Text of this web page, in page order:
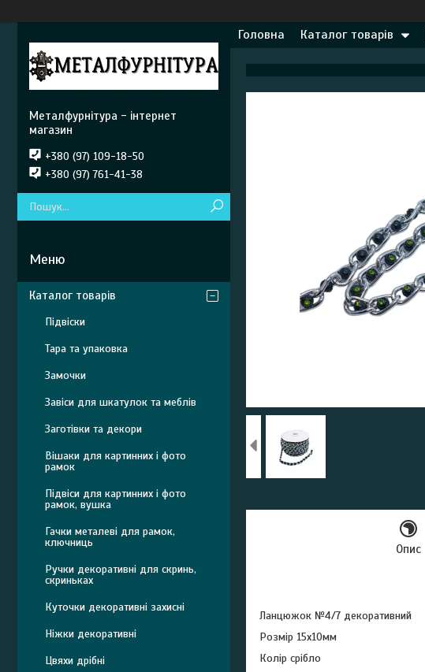
Головна Каталог товарів
Опис
Ланцюжок №4/7 декоративний
Розмір 15х10мм
Колір срібло
Металфурнітура - інтернет
магазин
+380 (97) 109-18-50
+380 (97) 761-41-38
Каталог товарів
Підвіски
Тара та упаковка
Замочки
Завіси для шкатулок та меблів
Заготівки та декори
Вішаки для картинних і фото
рамок
Підвіси для картинних і фото
рамок, вушка
Гачки металеві для рамок,
ключниць
Ручки декоративні для скринь,
скриньках
Куточки декоративні захисні
Ніжки декоративні
Цвяхи дрібні